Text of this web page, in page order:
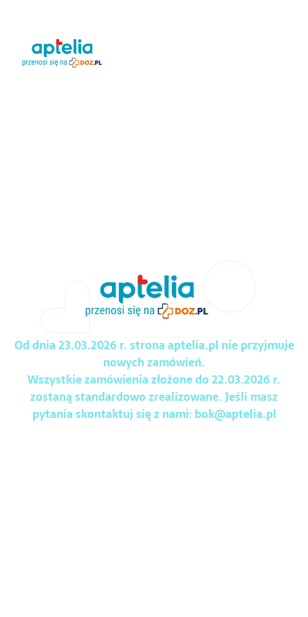
Od dnia 23.03.2026 r. strona aptelia.pl nie przyjmuje
nowych zamówień.
Wszystkie zamówienia złożone do 22.03.2026 r.
zostaną standardowo zrealizowane. Jeśli masz
pytania skontaktuj się z nami:bok@aptelia.pl